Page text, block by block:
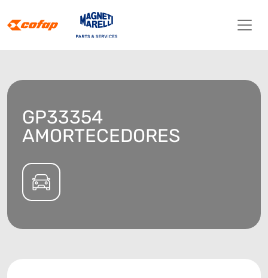
GP33354
AMORTECEDORES